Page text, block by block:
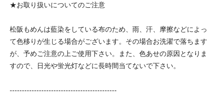
★お取り扱いについてのご注意
松阪もめんは藍染をしている布のため、雨、汗、摩擦などによっ
て色移りが生じる場合がございます。その場合お洗濯で落ちます
が、予めご注意の上ご使用下さい。また、色あせの原因となりま
すので、日光や蛍光灯などに長時間当てないで下さい。
--------------------------------------------